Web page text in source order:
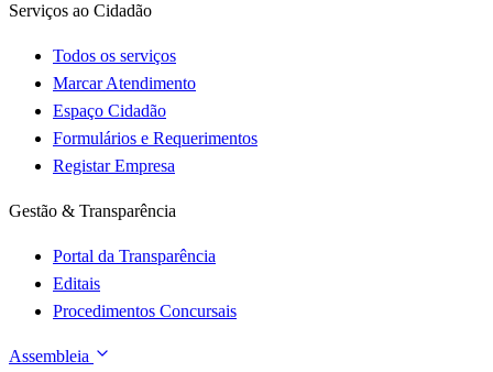
Serviços ao Cidadão
Todos os serviços
Marcar Atendimento
Espaço Cidadão
Formulários e Requerimentos
Registar Empresa
Gestão & Transparência
Portal da Transparência
Editais
Procedimentos Concursais
Assembleia